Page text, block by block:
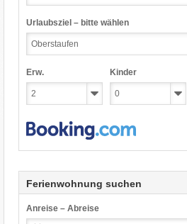
Urlaubsziel – bitte wählen
Erw. Kinder
Ferienwohnung suchen
Anreise – Abreise